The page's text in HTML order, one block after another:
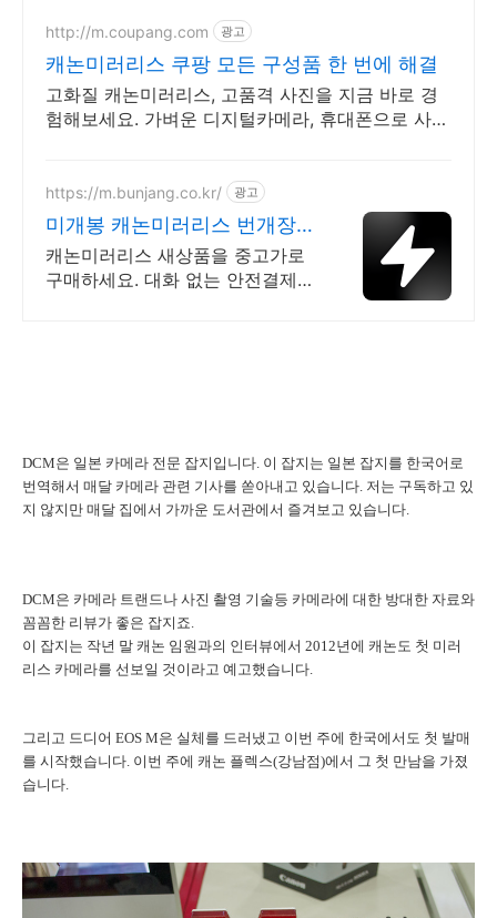
http://m.coupang.com 광고
캐논미러리스 쿠팡 모든 구성품 한 번에 해결
고화질 캐논미러리스, 고품격 사진을 지금 바로 경
험해보세요. 가벼운 디지털카메라, 휴대폰으로 사진
https://m.bunjang.co.kr/ 광고
미개봉 캐논미러리스 번개장터
국내 최대 브랜드 중고거래
캐논미러리스 새상품을 중고가로
구매하세요. 대화 없는 안전결제로
DCM은 일본 카메라 전문 잡지입니다. 이 잡지는 일본 잡지를 한국어로
번역해서 매달 카메라 관련 기사를 쏟아내고 있습니다. 저는 구독하고 있
지 않지만 매달 집에서 가까운 도서관에서 즐겨보고 있습니다.
DCM은 카메라 트랜드나 사진 촬영 기술등 카메라에 대한 방대한 자료와
꼼꼼한 리뷰가 좋은 잡지죠.
이 잡지는 작년 말 캐논 임원과의 인터뷰에서 2012년에 캐논도 첫 미러
리스 카메라를 선보일 것이라고 예고했습니다.
그리고 드디어 EOS M은 실체를 드러냈고 이번 주에 한국에서도 첫 발매
를 시작했습니다. 이번 주에 캐논 플렉스(강남점)에서 그 첫 만남을 가졌
습니다.